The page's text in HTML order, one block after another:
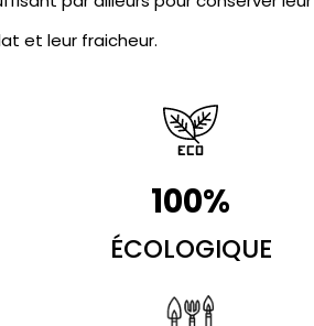
et leur fraicheur.
ÉCOLOGIQUE
100%